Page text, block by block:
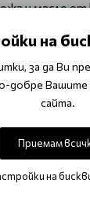
и масло от
от
Корейска
на
за да Ви
добре
сайта.
Приемам
на